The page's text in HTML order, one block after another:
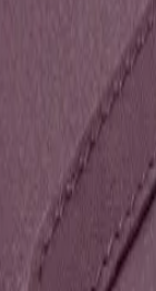
Buraya Gelecek